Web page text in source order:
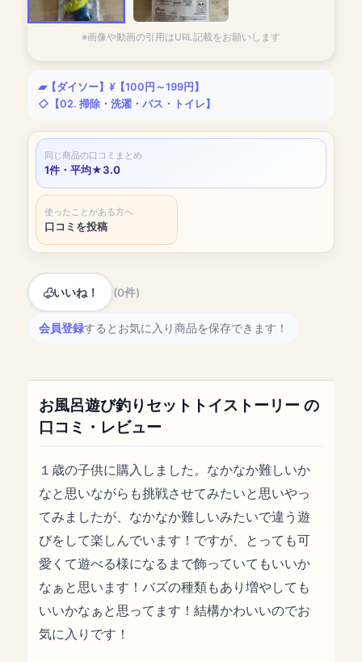
※画像や動画の引用はURL記載をお願いします
【ダイソー】
【100円～199円】
【02. 掃除・洗濯・バス・トイレ】
同じ商品の口コミまとめ
1件・平均★3.0
使ったことがある方へ
口コミを投稿
いいね！ (0件)
会員登録するとお気に入り商品を保存できます！
お風呂遊び釣りセットトイストーリー の
口コミ・レビュー
１歳の子供に購入しました。なかなか難しいか
なと思いながらも挑戦させてみたいと思いやっ
てみましたが、なかなか難しいみたいで違う遊
びをして楽しんでいます！ですが、とっても可
愛くて遊べる様になるまで飾っていてもいいか
なぁと思います！バズの種類もあり増やしても
いいかなぁと思ってます！結構かわいいのでお
気に入りです！